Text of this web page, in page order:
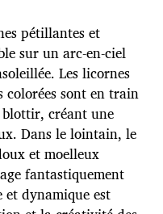
pétillantes et
sur un arc-en-ciel
Les licornes
colorées sont en train
blottir, créant une
Dans le lointain, le
et moelleux
fantastiquement
et dynamique est